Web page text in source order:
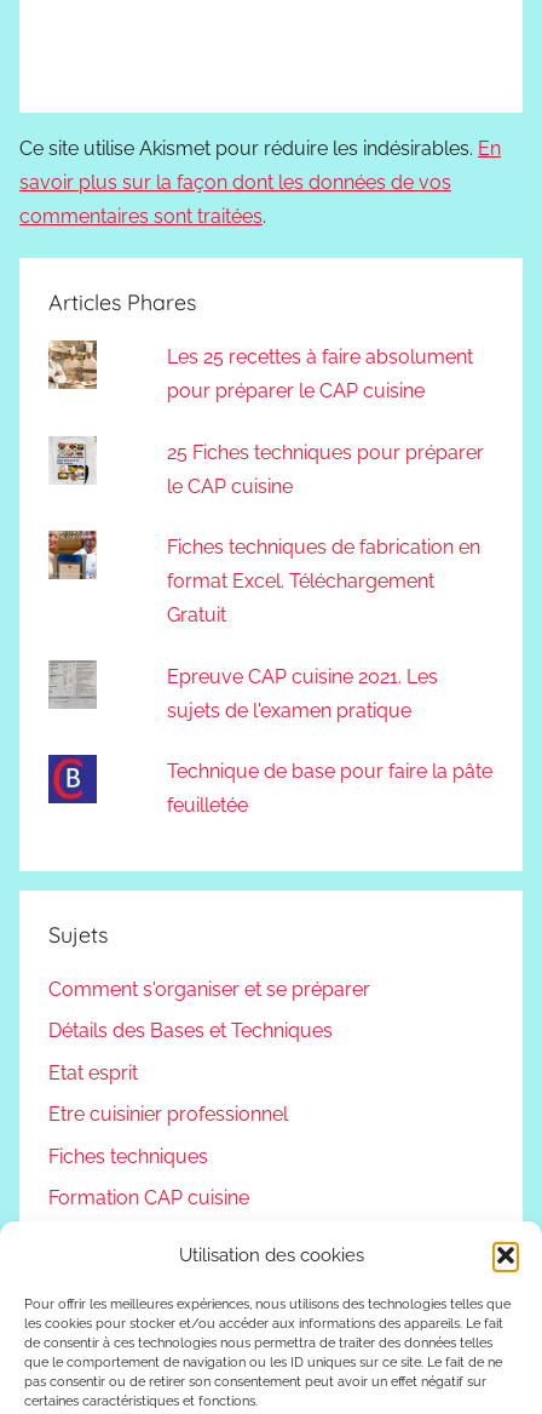
Utilisation des cookies
Pour offrir les meilleures expériences, nous utilisons des technologies telles que
les cookies pour stocker et/ou accéder aux informations des appareils. Le fait
de consentir à ces technologies nous permettra de traiter des données telles
que le comportement de navigation ou les ID uniques sur ce site. Le fait de ne
pas consentir ou de retirer son consentement peut avoir un effet négatif sur
certaines caractéristiques et fonctions.
Ce site utilise Akismet pour réduire les indésirables. En
savoir plus sur la façon dont les données de vos
commentaires sont traitées.
Articles Phares
Les 25 recettes à faire absolument
pour préparer le CAP cuisine
25 Fiches techniques pour préparer
le CAP cuisine
Fiches techniques de fabrication en
format Excel. Téléchargement
Gratuit
Epreuve CAP cuisine 2021. Les
sujets de l'examen pratique
Technique de base pour faire la pâte
feuilletée
Sujets
Comment s'organiser et se préparer
Détails des Bases et Techniques
Etat esprit
Etre cuisinier professionnel
Fiches techniques
Formation CAP cuisine
Reconversion professionnelle
Vivre autrement
Vlog